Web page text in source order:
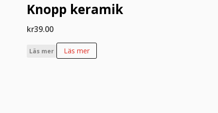
Knopp keramik
kr39.00
Läs mer Läs mer